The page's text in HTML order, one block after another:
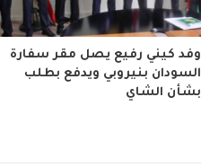
وفد كيني رفيع يصل مقر سفارة
السودان بنيروبي ويدفع بطلب
بشأن الشاي